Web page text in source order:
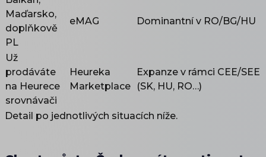
Maďarsko,
doplňkově
PL
eMAG Dominantní v RO/BG/HU
Už
prodáváte
na Heurece
srovnávači
Heureka
Marketplace
Expanze v rámci CEE/SEE
(SK, HU, RO…)
Detail po jednotlivých situacích níže.